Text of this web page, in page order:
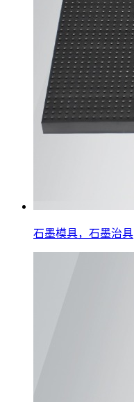
石墨模具，石墨治具